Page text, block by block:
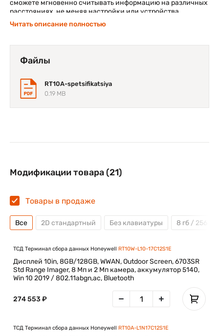
сможете мгновенно считывать информацию на различных
расстояниях, не меняя настройки или устройства.
Идеальный планшет для вашей среды
Благодаря возможности выбора операционной системы
планшет RT10 подойдет практически для любой
Читать описание полностью
Файлы
RT10A-spetsifikatsiya
0.19 MB
Модификации товара (21)
Товары в продаже
Все 2D стандартный Без клавиатуры 8 гб / 256 гб
ТСД Терминал сбора данных Honeywell RT10W-L10-17C12S1E
Дисплей 10in, 8GB/128GB, WWAN, Outdoor Screen, 6703SR
Std Range Imager, 8 Мп и 2 Мп камера, аккумулятор 5140,
Win 10 2019 / 802.11abgn,ac, Bluetooth
274 553 ₽
ТСД Терминал сбора данных Honeywell RT10A-L1N17C12S1E